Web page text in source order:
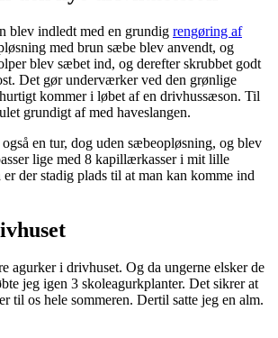
blev indledt med en grundig rengøring af
med brun sæbe blev anvendt, og
blev sæbet ind, og derefter skrubbet godt
Det gør underværker ved den grønlige
kommer i løbet af en drivhussæson. Til
grundigt af med haveslangen.
en tur, dog uden sæbeopløsning, og blev
lige med 8 kapillærkasser i mit lille
der stadig plads til at man kan komme ind
agurker i drivhuset. Og da ungerne elsker de
jeg igen 3 skoleagurkplanter. Det sikrer at
til os hele sommeren. Dertil satte jeg en alm.